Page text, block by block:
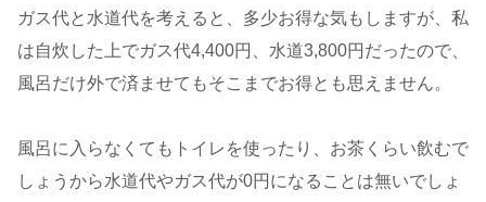
ガス代と水道代を考えると、多少お得な気もしますが、私
は自炊した上でガス代4,400円、水道3,800円だったので、
風呂だけ外で済ませてもそこまでお得とも思えません。
風呂に入らなくてもトイレを使ったり、お茶くらい飲むで
しょうから水道代やガス代が0円になることは無いでしょ